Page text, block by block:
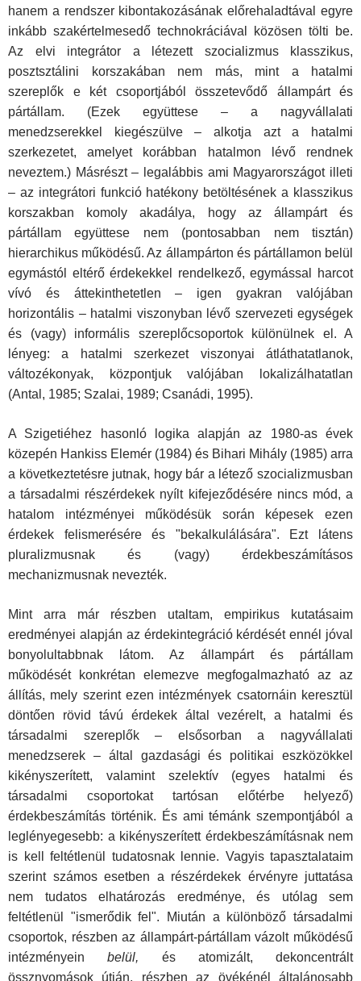
hanem a rendszer kibontakozásának előrehaladtával egyre
inkább szakértelmesedő technokráciával közösen tölti be.
Az elvi integrátor a létezett szocializmus klasszikus,
posztsztálini korszakában nem más, mint a hatalmi
szereplők e két csoportjából összetevődő állampárt és
pártállam. (Ezek együttese – a nagyvállalati
menedzserekkel kiegészülve – alkotja azt a hatalmi
szerkezetet, amelyet korábban hatalmon lévő rendnek
neveztem.) Másrészt – legalábbis ami Magyarországot illeti
– az integrátori funkció hatékony betöltésének a klasszikus
korszakban komoly akadálya, hogy az állampárt és
pártállam együttese nem (pontosabban nem tisztán)
hierarchikus működésű. Az állampárton és pártállamon belül
egymástól eltérő érdekekkel rendelkező, egymással harcot
vívó és áttekinthetetlen – igen gyakran valójában
horizontális – hatalmi viszonyban lévő szervezeti egységek
és (vagy) informális szereplőcsoportok különülnek el. A
lényeg: a hatalmi szerkezet viszonyai átláthatatlanok,
változékonyak, központjuk valójában lokalizálhatatlan
(Antal, 1985; Szalai, 1989; Csanádi, 1995).
A Szigetiéhez hasonló logika alapján az 1980-as évek
közepén Hankiss Elemér (1984) és Bihari Mihály (1985) arra
a következtetésre jutnak, hogy bár a létező szocializmusban
a társadalmi részérdekek nyílt kifejeződésére nincs mód, a
hatalom intézményei működésük során képesek ezen
érdekek felismerésére és "bekalkulálására". Ezt látens
pluralizmusnak és (vagy) érdekbeszámításos
mechanizmusnak nevezték.
Mint arra már részben utaltam, empirikus kutatásaim
eredményei alapján az érdekintegráció kérdését ennél jóval
bonyolultabbnak látom. Az állampárt és pártállam
működését konkrétan elemezve megfogalmazható az az
állítás, mely szerint ezen intézmények csatornáin keresztül
döntően rövid távú érdekek által vezérelt, a hatalmi és
társadalmi szereplők – elsősorban a nagyvállalati
menedzserek – által gazdasági és politikai eszközökkel
kikényszerített, valamint szelektív (egyes hatalmi és
társadalmi csoportokat tartósan előtérbe helyező)
érdekbeszámítás történik. És ami témánk szempontjából a
leglényegesebb: a kikényszerített érdekbeszámításnak nem
is kell feltétlenül tudatosnak lennie. Vagyis tapasztalataim
szerint számos esetben a részérdekek érvényre juttatása
nem tudatos elhatározás eredménye, és utólag sem
feltétlenül "ismerődik fel". Miután a különböző társadalmi
csoportok, részben az állampárt-pártállam vázolt működésű
intézményeinbelül, és atomizált, dekoncentrált
össznyomások útján, részben az övékénél általánosabb